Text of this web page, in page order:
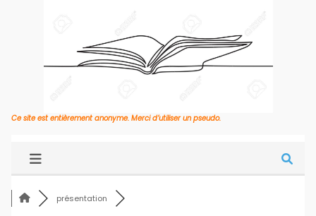
Ce site est entièrement anonyme. Merci d’utiliser un pseudo.
présentation